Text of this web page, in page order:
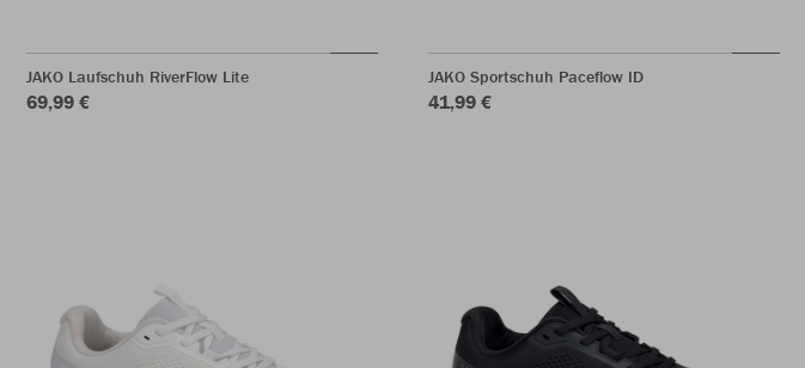
JAKO Laufschuh RiverFlow Lite
69,99 €
JAKO Sportschuh Paceflow ID
41,99 €